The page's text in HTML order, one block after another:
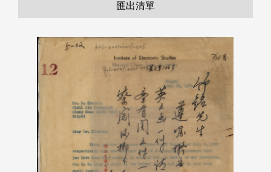
管理者登入
匯出清單